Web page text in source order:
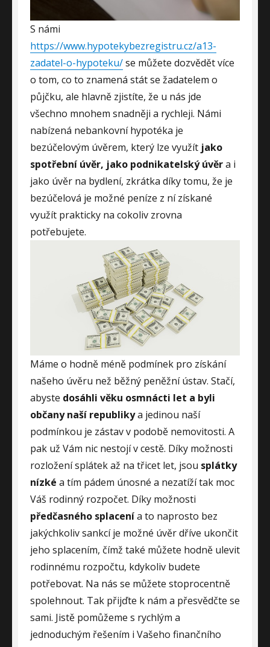
S námi
https://www.hypotekybezregistru.cz/a13-
zadatel-o-hypoteku/se můžete dozvědět více
o tom, co to znamená stát se žadatelem o
půjčku, ale hlavně zjistíte, že u nás jde
všechno mnohem snadněji a rychleji. Námi
nabízená nebankovní hypotéka je
bezúčelovým úvěrem, který lze využít jako
spotřební úvěr, jako podnikatelský úvěra i
jako úvěr na bydlení, zkrátka díky tomu, že je
bezúčelová je možné peníze z ní získané
využít prakticky na cokoliv zrovna
potřebujete.
Máme o hodně méně podmínek pro získání
našeho úvěru než běžný peněžní ústav. Stačí,
abyste dosáhli věku osmnácti let a byli
občany naší republikya jedinou naší
podmínkou je zástav v podobě nemovitosti. A
pak už Vám nic nestojí v cestě. Díky možnosti
rozložení splátek až na třicet let, jsou splátky
nízké a tím pádem únosné a nezatíží tak moc
Váš rodinný rozpočet. Díky možnosti
předčasného splacenía to naprosto bez
jakýchkoliv sankcí je možné úvěr dříve ukončit
jeho splacením, čímž také můžete hodně ulevit
rodinnému rozpočtu, kdykoliv budete
potřebovat. Na nás se můžete stoprocentně
spolehnout. Tak přijďte k nám a přesvědčte se
sami. Jistě pomůžeme s rychlým a
jednoduchým řešením i Vašeho finančního